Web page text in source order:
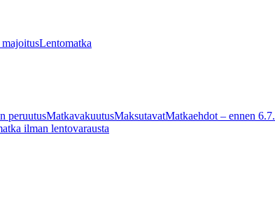
Lentomatka
peruutusMatkavakuutusMaksutavatMatkaehdot – ennen
ilman lentovarausta